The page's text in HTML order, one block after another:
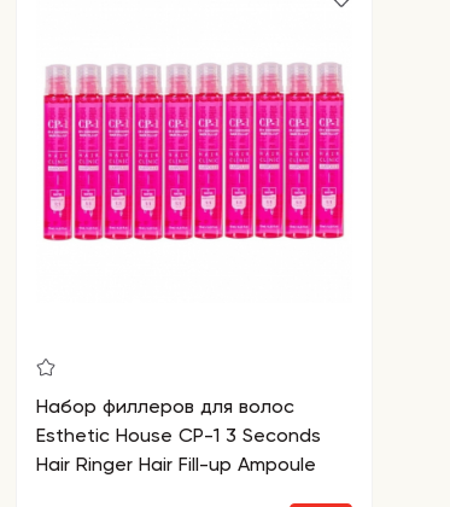
Набор филлеров для волос
Esthetic House CP-1 3 Seconds
Hair Ringer Hair Fill-up Ampoule